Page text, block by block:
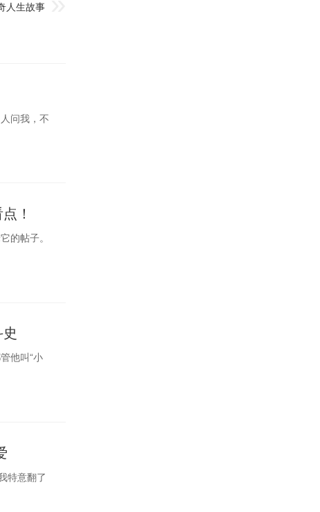
人生故事
问我，不
！
的帖子。
他叫“小
特意翻了